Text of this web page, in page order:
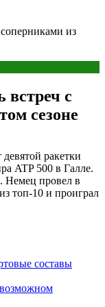
из
встреч с
сезоне
ракетки
ATP 500 в Галле.
Немец провел в
топ-10 и проиграл
составы